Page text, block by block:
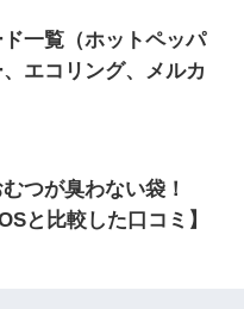
一覧（ホットペッパ
エコリング、メルカ
つが臭わない袋！
と比較した口コミ】